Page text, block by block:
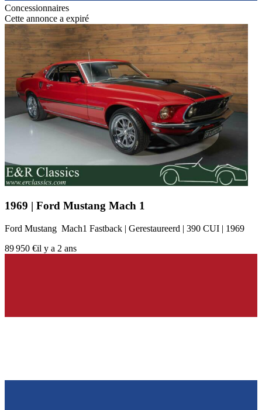
Concessionnaires
Cette annonce a expiré
1969 | Ford Mustang Mach 1
Ford Mustang Mach1 Fastback | Gerestaureerd | 390 CUI | 1969
89 950 €il y a 2 ans